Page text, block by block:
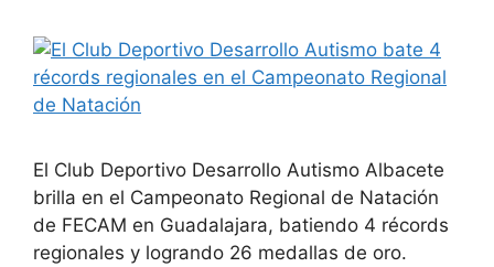
El Club Deportivo Desarrollo Autismo Albacete
brilla en el Campeonato Regional de Natación
de FECAM en Guadalajara, batiendo 4 récords
regionales y logrando 26 medallas de oro.